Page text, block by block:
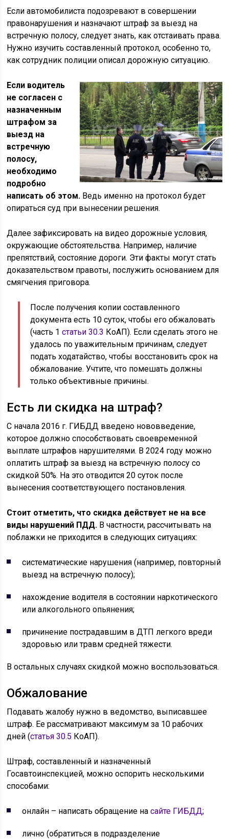
Если автомобилиста подозревают в совершении
правонарушения и назначают штраф за выезд на
встречную полосу, следует знать, как отстаивать права.
Нужно изучить составленный протокол, особенно то,
как сотрудник полиции описал дорожную ситуацию.
Если водитель
не согласен c
назначенным
штрафом за
выезд на
встречную
полосу,
необходимо
подробно
написать об этом. Ведь именно на протокол будет
опираться суд при вынесении решения.
Далее зафиксировать на видео дорожные условия,
окружающие обстоятельства. Например, наличие
препятствий, состояние дороги. Эти факты могут стать
доказательством правоты, послужить основанием для
смягчения приговора.
После получения копии составленного
документа есть 10 суток, чтобы его обжаловать
(часть 1статьи 30.3 КоАП). Если сделать этого не
удалось по уважительным причинам, следует
подать ходатайство, чтобы восстановить срок на
обжалование. Учтите, что помешать должны
только объективные причины.
Есть ли скидка на штраф?
С начала 2016 г. ГИБДД введено нововведение,
которое должно способствовать своевременной
выплате штрафов нарушителями. В 2024 году можно
оплатить штраф за выезд на встречную полосу со
скидкой 50%. На это отводится 20 суток после
вынесения соответствующего постановления.
Стоит отметить, что скидка действует не на все
виды нарушений ПДД. В частности, рассчитывать на
поблажки не приходится в следующих ситуациях:
систематические нарушения (например, повторный
выезд на встречную полосу);
нахождение водителя в состоянии наркотического
или алкогольного опьянения;
причинение пострадавшим в ДТП легкого вреди
здоровью или травм средней тяжести.
В остальных случаях скидкой можно воспользоваться.
Обжалование
Подавать жалобу нужно в ведомство, выписавшее
штраф. Ее рассматривают максимум за 10 рабочих
дней (статья 30.5 КоАП).
Штраф, составленный и назначенный
Госавтоинспекцией, можно оспорить несколькими
способами:
онлайн – написать обращение насайте ГИБДД;
лично (обратиться в подразделение